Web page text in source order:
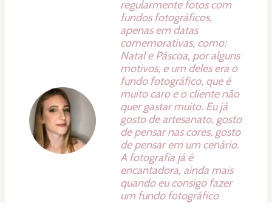
regularmente fotos com
fundos fotográficos,
apenas em datas
comemorativas, como:
Natal e Páscoa, por alguns
motivos, e um deles era o
fundo fotográfico, que é
muito caro e o cliente não
quer gastar muito. Eu já
gosto de artesanato, gosto
de pensar nas cores, gosto
de pensar em um cenário.
A fotografia já é
encantadora, ainda mais
quando eu consigo fazer
um fundo fotográfico